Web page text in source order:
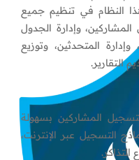
النظام في تنظيم جميع
وإدارة الجدول
المتحدثين، وتوزيع
التقارير.
المشاركين بسهولة
التسجيل عبر الإنترنت،
التذاكر.